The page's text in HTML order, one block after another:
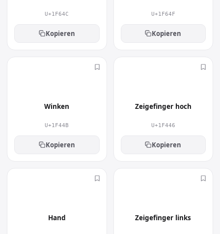
U+1F64C
Kopieren
U+1F64F
Kopieren
Winken
U+1F44B
Kopieren
Zeigefinger hoch
U+1F446
Kopieren
Hand Zeigefinger links